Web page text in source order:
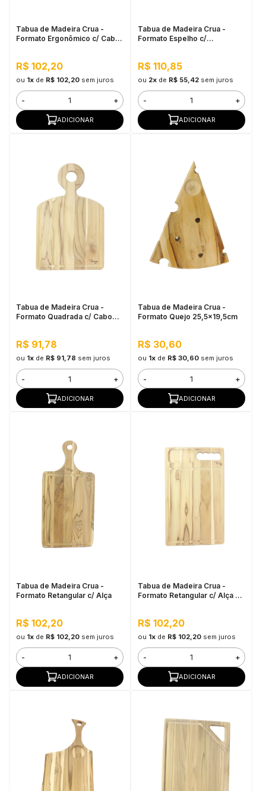
Tabua de Madeira Crua -
Formato Ergonômico c/ Cabo
R$ 102,20
ou 1xde R$ 102,20 sem juros
- +
ADICIONAR
Tabua de Madeira Crua -
Formato Espelho c/
R$ 110,85
ou 2xde R$ 55,42 sem juros
- +
ADICIONAR
Tabua de Madeira Crua -
Formato Quadrada c/ Cabo
R$ 91,78
ou 1xde R$ 91,78 sem juros
- +
ADICIONAR
Tabua de Madeira Crua -
Formato Quejo 25,5x19,5cm
R$ 30,60
ou 1xde R$ 30,60 sem juros
- +
ADICIONAR
Tabua de Madeira Crua -
Formato Retangular c/ Alça
R$ 102,20
ou 1xde R$ 102,20 sem juros
- +
ADICIONAR
Tabua de Madeira Crua -
Formato Retangular c/ Alça e
R$ 102,20
ou 1xde R$ 102,20 sem juros
- +
ADICIONAR